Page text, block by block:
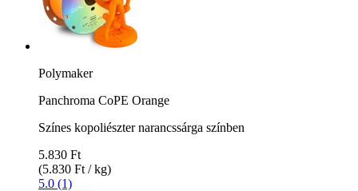
Polymaker
Panchroma CoPE Orange
Színes kopoliészter narancssárga színben
5.830 Ft
(5.830 Ft / kg)
5.0 (1)